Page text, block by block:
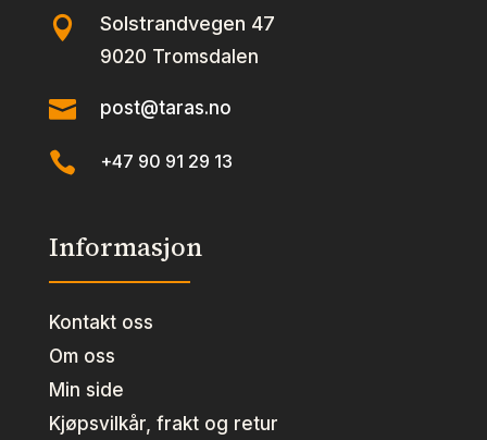
 Solstrandvegen 47
9020 Tromsdalen
 post@taras.no
 +47 90 91 29 13
Informasjon
Kontakt oss
Om oss
Min side
Kjøpsvilkår, frakt og retur